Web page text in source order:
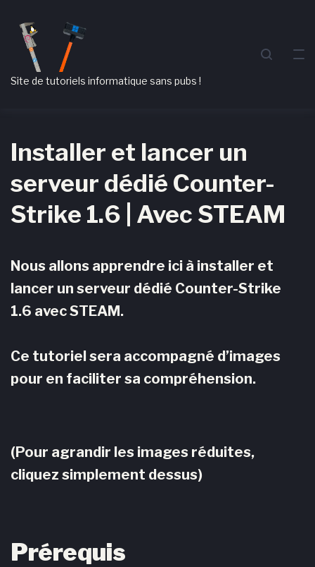
navigation
contenu
deSite de tutoriels informatique sans pubs !
Installer et lancer un
serveur dédié Counter-
Strike 1.6 | Avec STEAM
Nous allons apprendre ici à installer et
lancer un serveur dédié Counter-Strike
1.6 avec STEAM.
Ce tutoriel sera accompagné d’images
pour en faciliter sa compréhension.
(Pour agrandir les images réduites,
cliquez simplement dessus)
Prérequis